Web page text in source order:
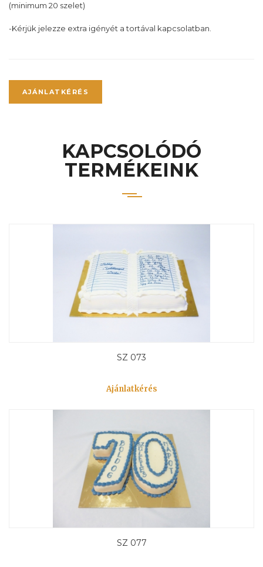
(minimum 20 szelet)
-Kérjük jelezze extra igényét a tortával kapcsolatban.
AJÁNLATKÉRÉS
KAPCSOLÓDÓ
TERMÉKEINK
SZ 073
Ajánlatkérés
SZ 077